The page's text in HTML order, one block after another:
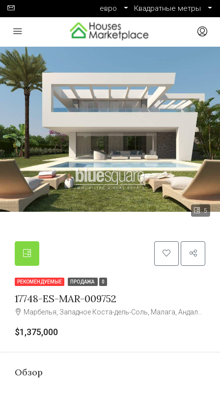
евро Квадратные метры
5
РЕКОМЕНДУЕМЫЕ ПРОДАЖА 0
17748-ES-MAR-009752
Марбелья, Западное Коста-дель-Соль, Малага, Андалусия, Испания
$1,375,000
Обзор